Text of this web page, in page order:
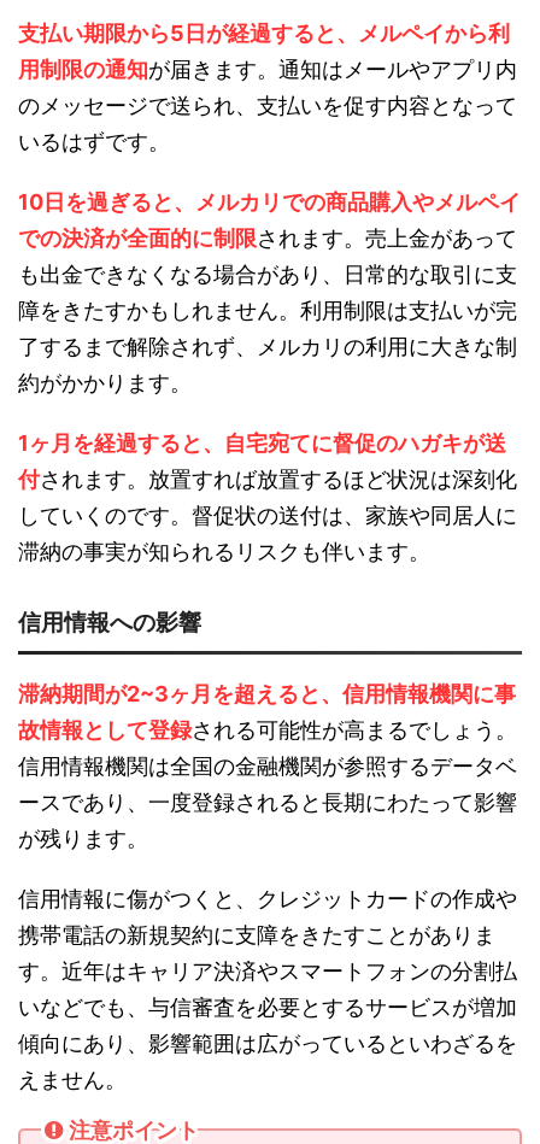
支払い期限から5日が経過すると、メルペイから利
用制限の通知が届きます。通知はメールやアプリ内
のメッセージで送られ、支払いを促す内容となって
いるはずです。
10日を過ぎると、メルカリでの商品購入やメルペイ
での決済が全面的に制限されます。売上金があって
も出金できなくなる場合があり、日常的な取引に支
障をきたすかもしれません。利用制限は支払いが完
了するまで解除されず、メルカリの利用に大きな制
約がかかります。
1ヶ月を経過すると、自宅宛てに督促のハガキが送
付されます。放置すれば放置するほど状況は深刻化
していくのです。督促状の送付は、家族や同居人に
滞納の事実が知られるリスクも伴います。
信用情報への影響
滞納期間が2~3ヶ月を超えると、信用情報機関に事
故情報として登録される可能性が高まるでしょう。
信用情報機関は全国の金融機関が参照するデータベ
ースであり、一度登録されると長期にわたって影響
が残ります。
信用情報に傷がつくと、クレジットカードの作成や
携帯電話の新規契約に支障をきたすことがありま
す。近年はキャリア決済やスマートフォンの分割払
いなどでも、与信審査を必要とするサービスが増加
傾向にあり、影響範囲は広がっているといわざるを
えません。
注意ポイント